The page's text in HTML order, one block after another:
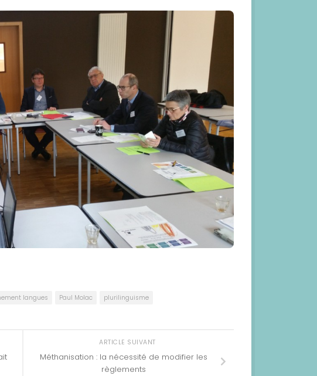
langues Paul Molac plurilinguisme
ARTICLE SUIVANT
Méthanisation : la nécessité de modifier les
règlements